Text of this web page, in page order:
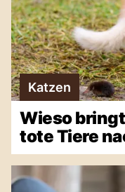
Katzen
Wieso
tote Tiere